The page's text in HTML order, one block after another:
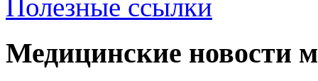
Полезные ссылки
Медицинские новости